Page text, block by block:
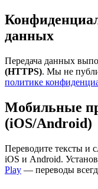
данных
Передача данных
(HTTPS). Мы не
политике
Мобильные
(iOS/Android)
Переводите тексты и
iOS и Android.
Play — переводы